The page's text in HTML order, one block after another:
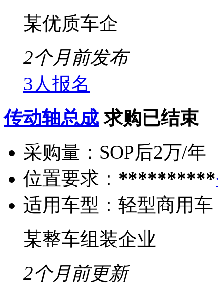
某优质车企
2个月前发布
3人报名
传动轴总成 求购已结束
采购量： SOP后2万/年
位置要求： **********
适用车型： 轻型商用
某整车组装企业
2个月前更新